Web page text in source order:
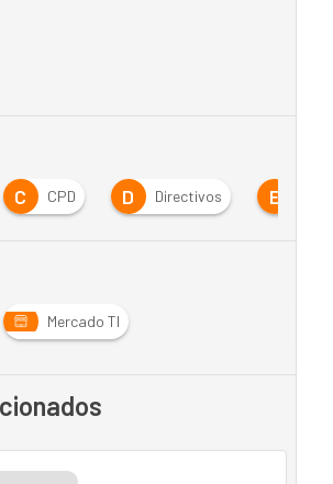
D Directivos E Empresa
Mercado TI